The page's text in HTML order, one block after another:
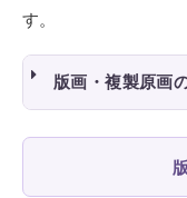
す。
版画・複製原画